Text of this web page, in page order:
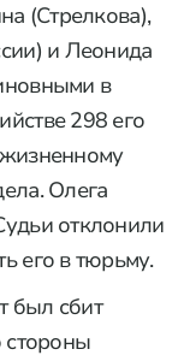
(Стрелкова),
и Леонида
в
298 его
Олега
отклонили
его в тюрьму.
был сбит
стороны